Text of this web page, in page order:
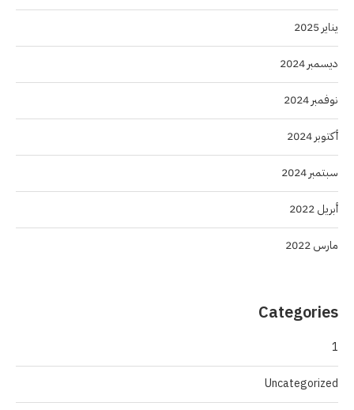
يناير 2025
ديسمبر 2024
نوفمبر 2024
أكتوبر 2024
سبتمبر 2024
أبريل 2022
مارس 2022
Categories
1
Uncategorized